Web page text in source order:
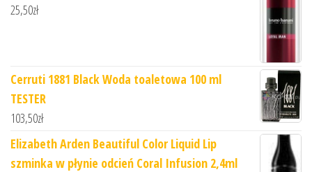
25,50zł
Cerruti 1881 Black Woda toaletowa 100 ml
TESTER
103,50zł
Elizabeth Arden Beautiful Color Liquid Lip
szminka w płynie odcień Coral Infusion 2,4ml